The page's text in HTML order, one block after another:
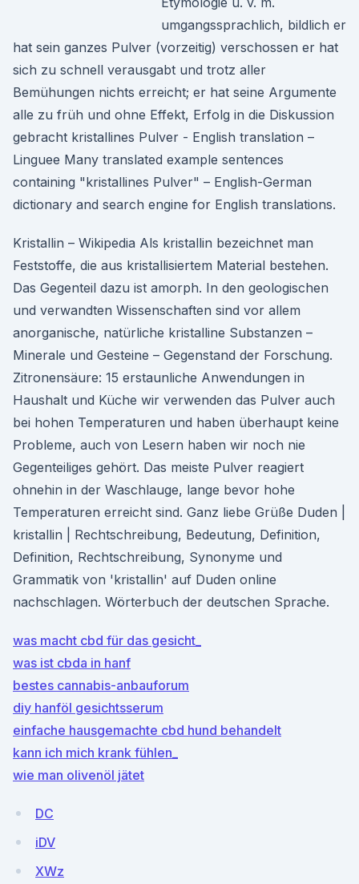
umgangssprachlich, bildlich er
hat sein ganzes Pulver (vorzeitig) verschossen er hat
sich zu schnell verausgabt und trotz aller
Bemühungen nichts erreicht; er hat seine Argumente
alle zu früh und ohne Effekt, Erfolg in die Diskussion
gebracht kristallines Pulver - English translation –
Linguee Many translated example sentences
containing "kristallines Pulver" – English-German
dictionary and search engine for English translations.
Kristallin – Wikipedia Als kristallin bezeichnet man
Feststoffe, die aus kristallisiertem Material bestehen.
Das Gegenteil dazu ist amorph. In den geologischen
und verwandten Wissenschaften sind vor allem
anorganische, natürliche kristalline Substanzen –
Minerale und Gesteine – Gegenstand der Forschung.
Zitronensäure: 15 erstaunliche Anwendungen in
Haushalt und Küche wir verwenden das Pulver auch
bei hohen Temperaturen und haben überhaupt keine
Probleme, auch von Lesern haben wir noch nie
Gegenteiliges gehört. Das meiste Pulver reagiert
ohnehin in der Waschlauge, lange bevor hohe
Temperaturen erreicht sind. Ganz liebe Grüße Duden |
kristallin | Rechtschreibung, Bedeutung, Definition,
Definition, Rechtschreibung, Synonyme und
Grammatik von 'kristallin' auf Duden online
nachschlagen. Wörterbuch der deutschen Sprache.
was macht cbd für das gesicht_
was ist cbda in hanf
bestes cannabis-anbauforum
diy hanföl gesichtsserum
einfache hausgemachte cbd hund behandelt
kann ich mich krank fühlen_
wie man olivenöl jätet
DC
iDV
XWz